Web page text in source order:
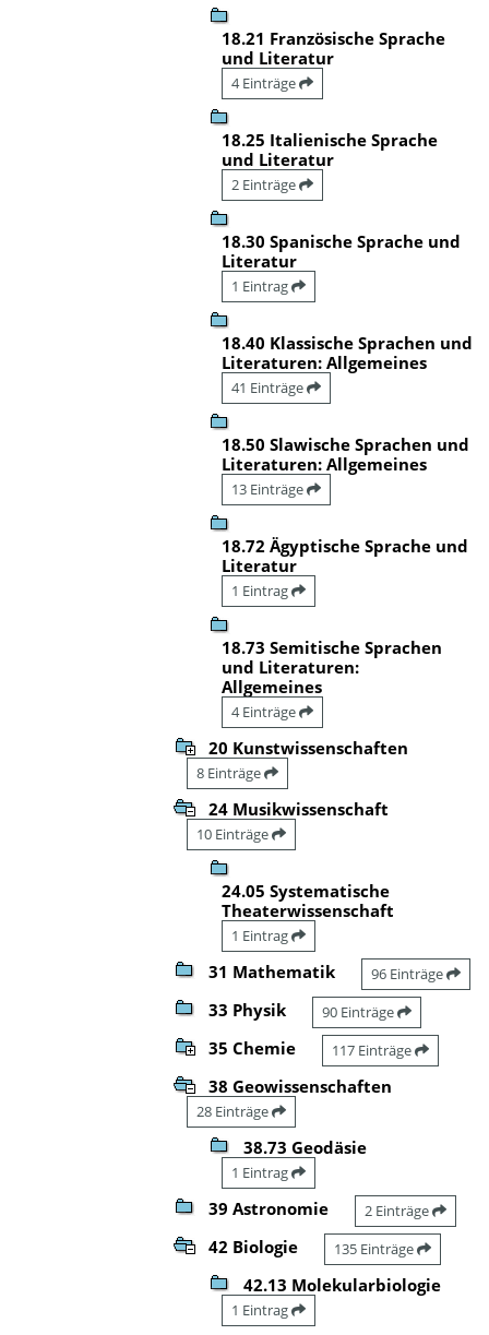
18.21 Französische Sprache
und Literatur
4 Einträge
18.25 Italienische Sprache
und Literatur
2 Einträge
18.30 Spanische Sprache und
Literatur
1 Eintrag
18.40 Klassische Sprachen und
Literaturen: Allgemeines
41 Einträge
18.50 Slawische Sprachen und
Literaturen: Allgemeines
13 Einträge
18.72 Ägyptische Sprache und
Literatur
1 Eintrag
18.73 Semitische Sprachen
und Literaturen:
Allgemeines
4 Einträge
20 Kunstwissenschaften
8 Einträge
24 Musikwissenschaft
10 Einträge
24.05 Systematische
Theaterwissenschaft
1 Eintrag
31 Mathematik 96 Einträge
33 Physik 90 Einträge
35 Chemie 117 Einträge
38 Geowissenschaften
28 Einträge
38.73 Geodäsie
1 Eintrag
39 Astronomie 2 Einträge
42 Biologie 135 Einträge
42.13 Molekularbiologie
1 Eintrag